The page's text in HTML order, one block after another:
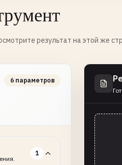
результат на этой же
6 параметров
1